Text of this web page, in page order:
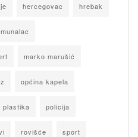
hercegovac hrebak
marko marušić
općina kapela
plastika policija
rovišće sport